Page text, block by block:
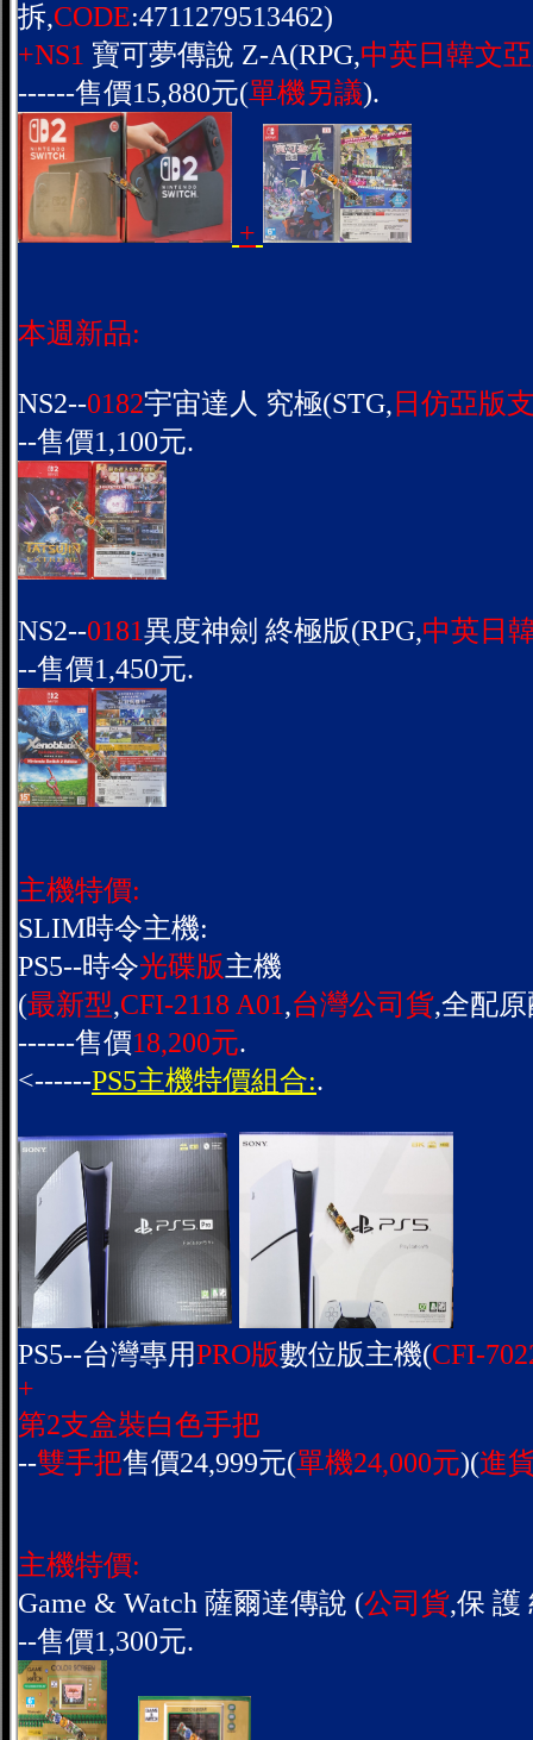
拆,CODE:4711279513462)
+NS1 寶可夢傳說 Z-A(RPG,中英日韓文
------售價15,880元(單機另議).
+
本週新品:
NS2--0182宇宙達人 究極(STG, 日仿亞版
--售價1,100元.
NS2--0181異度神劍 終極版(RPG,中英日
--售價1,450元.
主機特價:
SLIM時令主機:
PS5--時令光碟版主機
(最新型,CFI-2118 A01,台灣公司貨,全配
------售價18,200元.
<------PS5主機特價組合:.
PS5--台灣專用PRO版數位版主機(CFI-
+
第2支盒裝白色手把
--雙手把售價24,999元(單機24,000元)(進
主機特價:
Game & Watch 薩爾達傳說 (公司貨,保 護
--售價1,300元.